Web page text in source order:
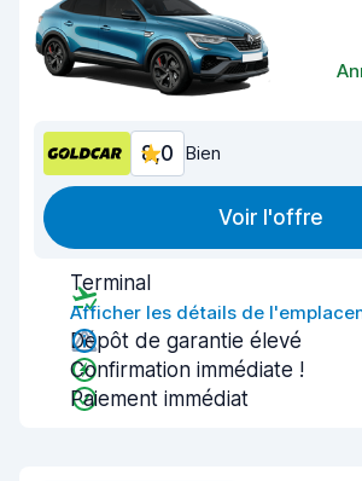
8,0 Bien
Voir l'offre
Terminal
Afficher les détails de
Dépôt de garantie élevé
Confirmation immédiate !
Paiement immédiat